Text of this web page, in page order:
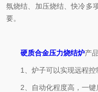
氛烧结、加压烧结、快冷多
要。
硬质合金压力烧结炉产
1、炉子可以实现远程控
2、自动化程度高，一键